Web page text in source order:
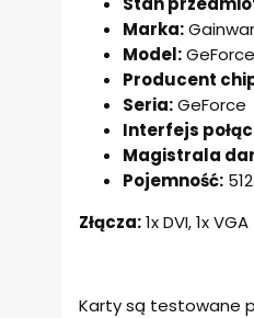
Marka:
Model:
Producent
Seria:GeForce
Interfejs
Magistrala
Pojemność:
Złącza:1x DVI, 1x VGA
Karty są testowane